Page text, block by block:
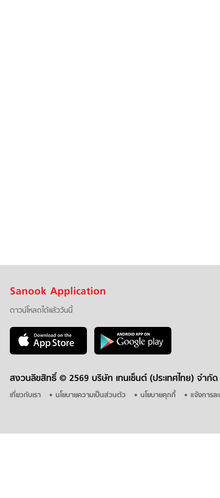
Sanook Application
ดาวน์โหลดได้แล้ววันนี้
สงวนลิขสิทธิ์ © 2569 บริษัท เทนเซ็นต์ (ประเทศไทย) จำกัด
เกี่ยวกับเรา นโยบายความเป็นส่วนตัว นโยบายคุกกี้ แจ้งการล